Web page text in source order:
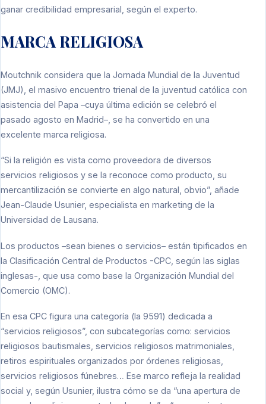
ganar credibilidad empresarial, según el experto.
MARCA RELIGIOSA
Moutchnik considera que la Jornada Mundial de la Juventud
(JMJ), el masivo encuentro trienal de la juventud católica con
asistencia del Papa –cuya última edición se celebró el
pasado agosto en Madrid–, se ha convertido en una
excelente marca religiosa.
“Si la religión es vista como proveedora de diversos
servicios religiosos y se la reconoce como producto, su
mercantilización se convierte en algo natural, obvio”, añade
Jean-Claude Usunier, especialista en marketing de la
Universidad de Lausana.
Los productos –sean bienes o servicios– están tipificados en
la Clasificación Central de Productos -CPC, según las siglas
inglesas-, que usa como base la Organización Mundial del
Comercio (OMC).
En esa CPC figura una categoría (la 9591) dedicada a
“servicios religiosos”, con subcategorías como: servicios
religiosos bautismales, servicios religiosos matrimoniales,
retiros espirituales organizados por órdenes religiosas,
servicios religiosos fúnebres… Ese marco refleja la realidad
social y, según Usunier, ilustra cómo se da “una apertura de